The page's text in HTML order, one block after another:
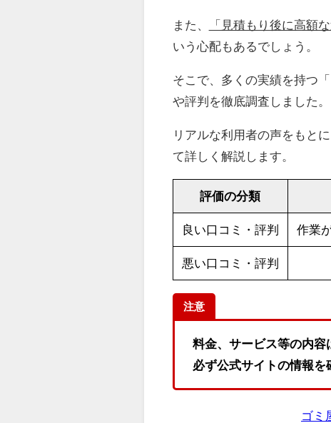
また、 「見積もり後に高額
いう心配もあるでしょう。
そこで、多くの実績を持つ
や評判を徹底調査しました。
リアルな利用者の声をもと
て詳しく解説します。
評価の分類
良い口コミ・評判 作業
悪い口コミ・評判
注意
料金、サービス等の内容
必ず公式サイトの情報を
ゴミ